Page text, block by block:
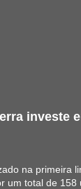
investe
na primeira
um total de 158